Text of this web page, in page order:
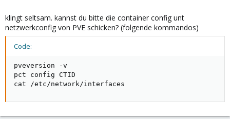
klingt seltsam. kannst du bitte die container config unt
netzwerkconfig von PVE schicken? (folgende kommandos)
Code:
pveversion -v
pct config CTID
cat /etc/network/interfaces